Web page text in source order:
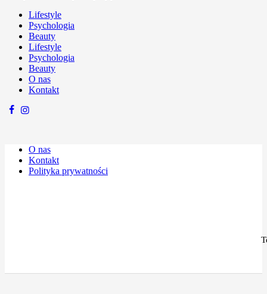
Lifestyle
Psychologia
Beauty
Lifestyle
Psychologia
Beauty
O nas
Kontakt
O nas
Kontakt
Polityka prywatności